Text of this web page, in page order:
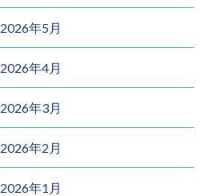
2026年5月
2026年4月
2026年3月
2026年2月
2026年1月